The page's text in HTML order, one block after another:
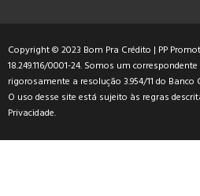
Copyright © 2023 Bom Pra Crédito | PP
18.249.116/0001-24. Somos um
rigorosamente a resolução 3.954/11 do Banco
O uso desse site está sujeito às regras
Privacidade.